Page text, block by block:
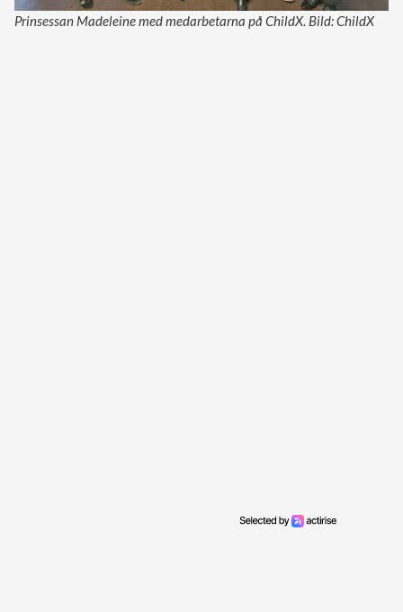
Prinsessan Madeleine med medarbetarna på ChildX. Bild: ChildX